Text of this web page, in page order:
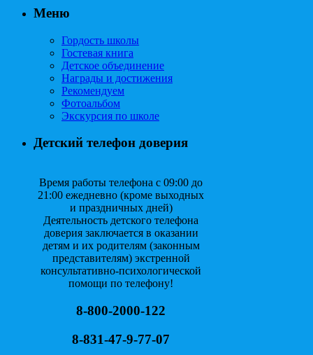
Меню
Гордость школы
Гостевая книга
Детское объединение
Награды и достижения
Рекомендуем
Фотоальбом
Экскурсия по школе
Детский телефон доверия
Время работы телефона с 09:00 до
21:00 ежедневно (кроме выходных
и праздничных дней)
Деятельность детского телефона
доверия заключается в оказании
детям и их родителям (законным
представителям) экстренной
консультативно-психологической
помощи по телефону!
8-800-2000-122
8-831-47-9-77-07